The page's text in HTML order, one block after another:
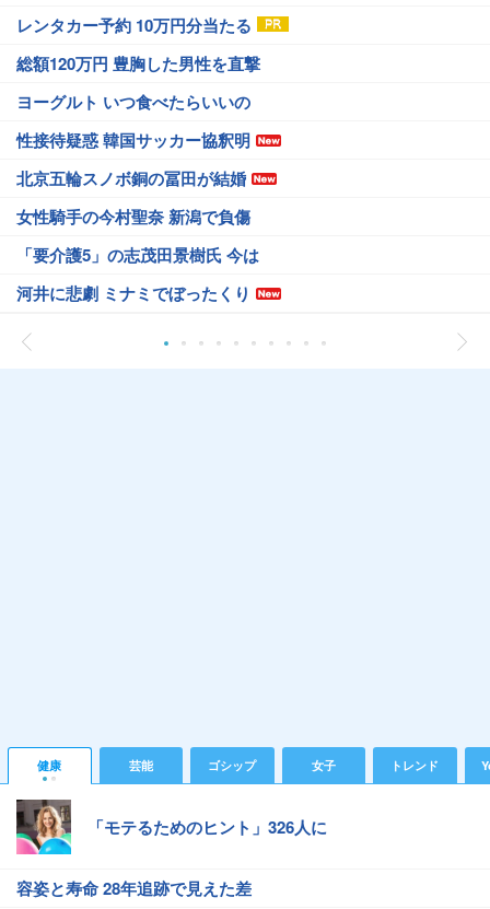
レンタカー予約 10万円分当たる
総額120万円 豊胸した男性を直撃
ヨーグルト いつ食べたらいいの
性接待疑惑 韓国サッカー協釈明
北京五輪スノボ銅の冨田が結婚
女性騎手の今村聖奈 新潟で負傷
「要介護5」の志茂田景樹氏 今は
河井に悲劇 ミナミでぼったくり
健康 芸能 ゴシップ 女子 トレンド
「モテるためのヒント」326人に
容姿と寿命 28年追跡で見えた差